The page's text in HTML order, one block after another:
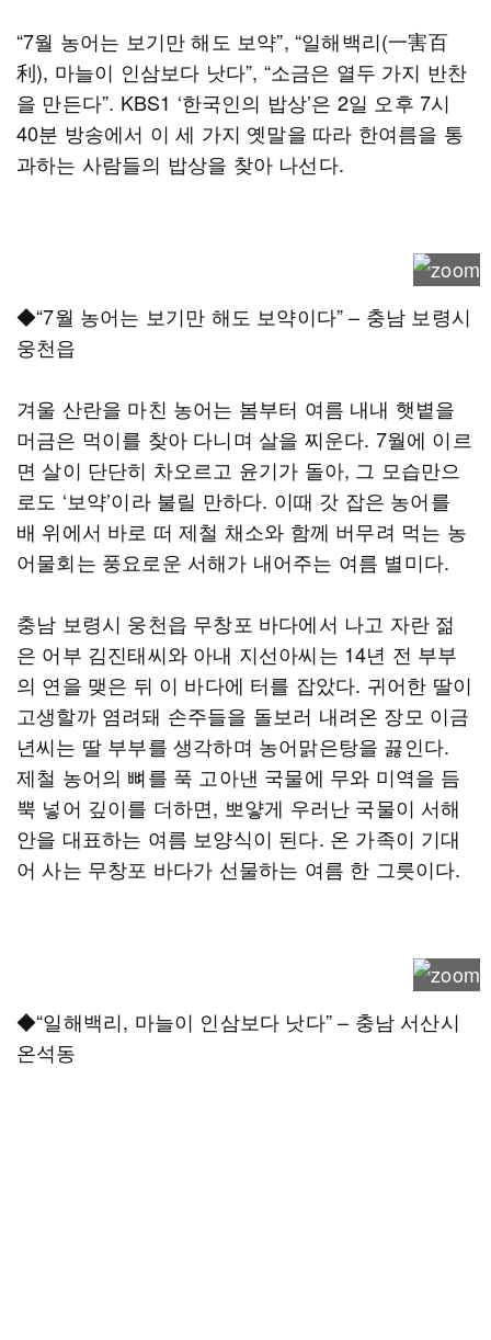
“7월 농어는 보기만 해도 보약”, “일해백리(一害百
利), 마늘이 인삼보다 낫다”, “소금은 열두 가지 반찬
을 만든다”. KBS1 ‘한국인의 밥상’은 2일 오후 7시
40분 방송에서 이 세 가지 옛말을 따라 한여름을 통
과하는 사람들의 밥상을 찾아 나선다.
◆“7월 농어는 보기만 해도 보약이다” – 충남 보령시
웅천읍
겨울 산란을 마친 농어는 봄부터 여름 내내 햇볕을
머금은 먹이를 찾아 다니며 살을 찌운다. 7월에 이르
면 살이 단단히 차오르고 윤기가 돌아, 그 모습만으
로도 ‘보약’이라 불릴 만하다. 이때 갓 잡은 농어를
배 위에서 바로 떠 제철 채소와 함께 버무려 먹는 농
어물회는 풍요로운 서해가 내어주는 여름 별미다.
충남 보령시 웅천읍 무창포 바다에서 나고 자란 젊
은 어부 김진태씨와 아내 지선아씨는 14년 전 부부
의 연을 맺은 뒤 이 바다에 터를 잡았다. 귀어한 딸이
고생할까 염려돼 손주들을 돌보러 내려온 장모 이금
년씨는 딸 부부를 생각하며 농어맑은탕을 끓인다.
제철 농어의 뼈를 푹 고아낸 국물에 무와 미역을 듬
뿍 넣어 깊이를 더하면, 뽀얗게 우러난 국물이 서해
안을 대표하는 여름 보양식이 된다. 온 가족이 기대
어 사는 무창포 바다가 선물하는 여름 한 그릇이다.
◆“일해백리, 마늘이 인삼보다 낫다” – 충남 서산시
온석동